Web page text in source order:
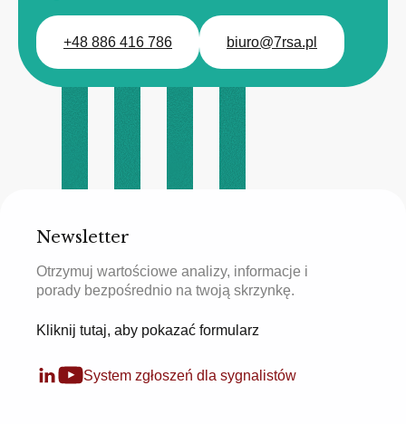
+48 886 416 786 biuro@7rsa.pl
Newsletter
Otrzymuj wartościowe analizy, informacje i
porady bezpośrednio na twoją skrzynkę.
Kliknij tutaj, aby pokazać formularz
System zgłoszeń dla sygnalistów